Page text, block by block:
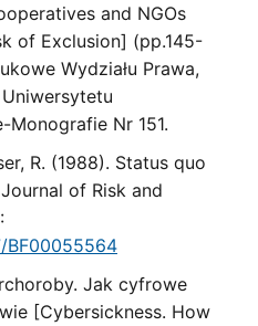
and NGOs
of Exclusion] (pp.145-
Wydziału Prawa,
Monografie Nr 151.
R. (1988). Status quo
of Risk and
BF00055564
Jak cyfrowe
[Cybersickness. How